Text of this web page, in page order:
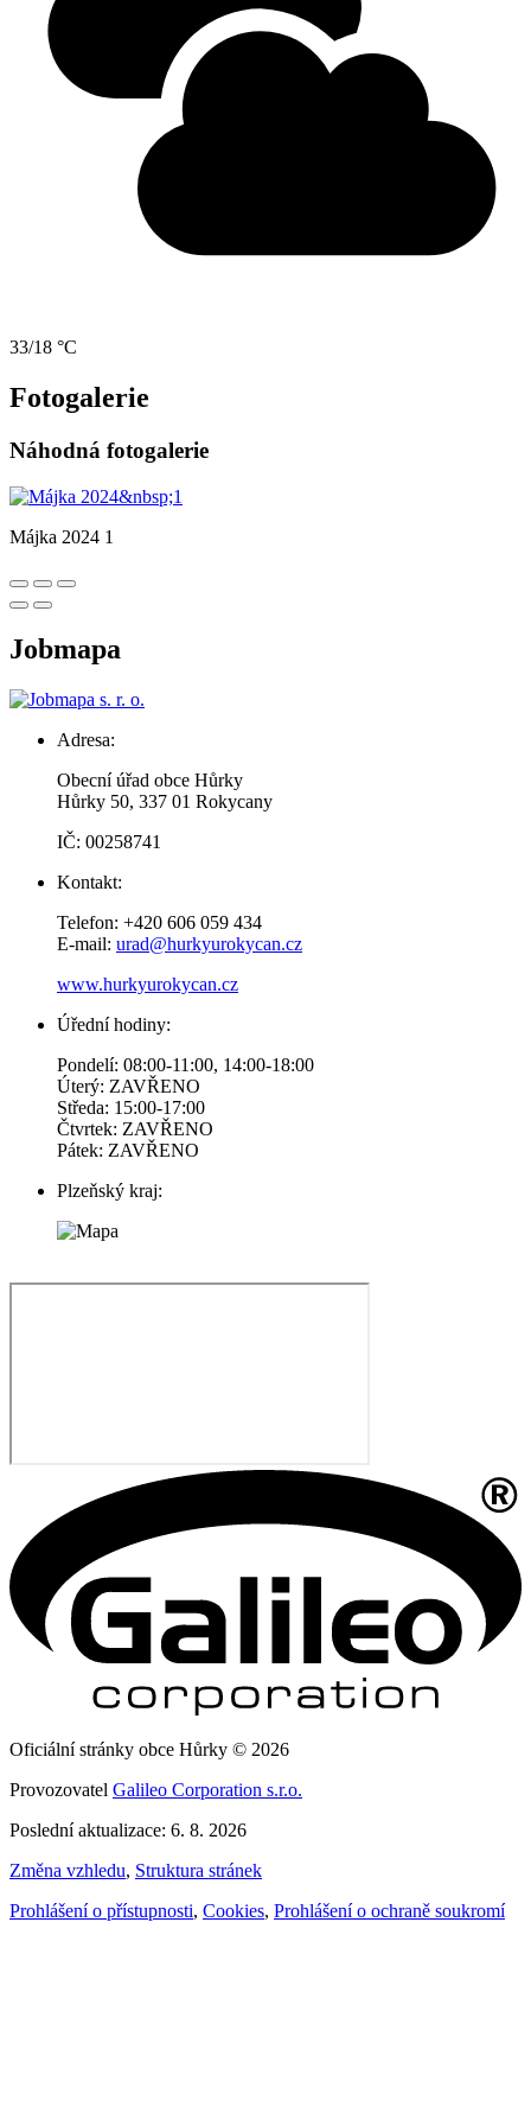
33/18 °C
Fotogalerie
Náhodná fotogalerie
Májka 2024 1
Jobmapa
Adresa:
Obecní úřad obce Hůrky
Hůrky 50, 337 01 Rokycany
IČ: 00258741
Kontakt:
Telefon: +420 606 059 434
E-mail: urad@hurkyurokycan.cz
www.hurkyurokycan.cz
Úřední hodiny:
Pondelí: 08:00-11:00, 14:00-18:00
Úterý: ZAVŘENO
Středa: 15:00-17:00
Čtvrtek: ZAVŘENO
Pátek: ZAVŘENO
Plzeňský kraj:
Oficiální stránky obce Hůrky © 2026
Provozovatel Galileo Corporation s.r.o.
Poslední aktualizace: 6. 8. 2026
Změna vzhledu, Struktura stránek
Prohlášení o přístupnosti, Cookies, Prohlášení o ochraně soukromí